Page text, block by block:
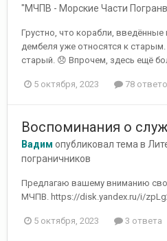
"МЧПВ - Морские Части
Грустно, что корабли, введённые
дембеля уже относятся к
старый. 😞 Впрочем, здесь ещё
5 октября, 2023 78
Воспоминания о
Вадим опубликовал тема в
пограничников
Предлагаю вашему вниманию
МЧПВ. https://disk.yandex.ru/i/
5 октября, 2023 3 ответа